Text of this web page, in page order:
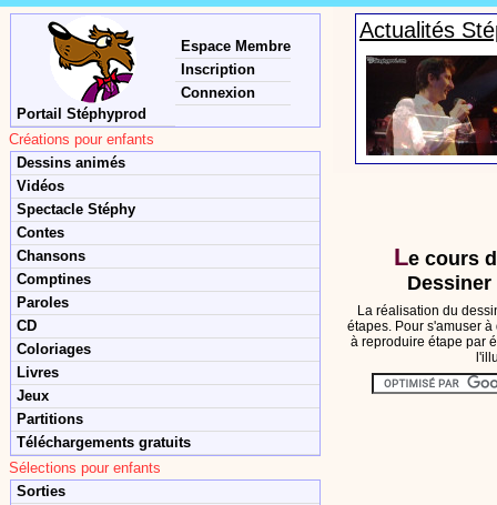
Portail Stéphyprod
Espace Membre
Inscription
Connexion
Créations pour enfants
Dessins animés
Vidéos
Spectacle Stéphy
Contes
Chansons
Comptines
Paroles
CD
Coloriages
Livres
Jeux
Partitions
Téléchargements gratuits
Sélections pour enfants
Sorties
Actualités
Le cours
Dessiner
La réalisation du
étapes. Pour s'amuser
à reproduire étape par